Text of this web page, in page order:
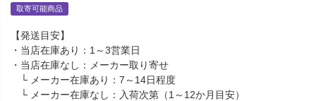
取寄可能商品
【発送目安】
・当店在庫あり：1～3営業日
・当店在庫なし：メーカー取り寄せ
└ メーカー在庫あり：7～14日程度
└ メーカー在庫なし：入荷次第（1～12か月目安）